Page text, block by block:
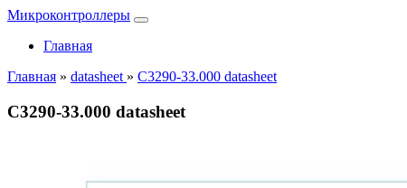
Микроконтроллеры
Главная
Главная » datasheet » C3290-33.000 datasheet
C3290-33.000 datasheet